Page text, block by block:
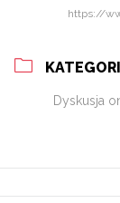
https://
Dyskusja